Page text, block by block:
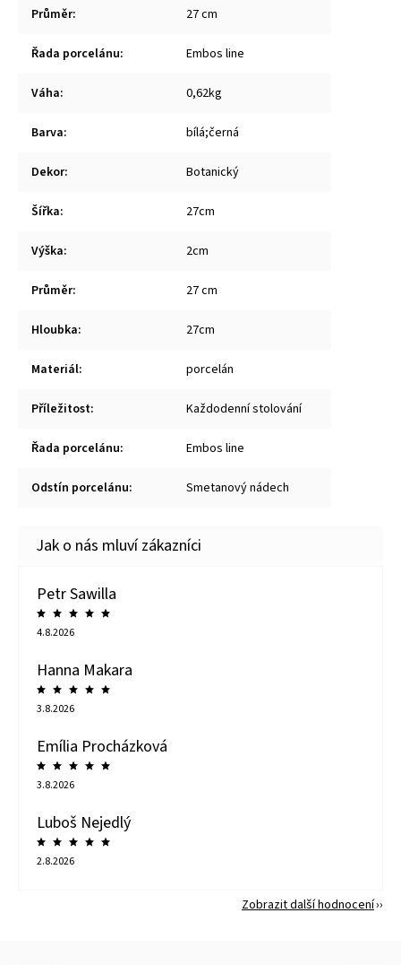
Průměr: 27 cm
Řada porcelánu: Embos line
Váha: 0,62kg
Barva: bílá;černá
Dekor: Botanický
Šířka: 27cm
Výška: 2cm
Průměr: 27 cm
Hloubka: 27cm
Materiál: porcelán
Příležitost: Každodenní stolování
Řada porcelánu: Embos line
Odstín porcelánu: Smetanový nádech
Petr Sawilla
4.8.2026
Hanna Makara
3.8.2026
Emília Procházková
3.8.2026
Luboš Nejedlý
2.8.2026
Zobrazit další hodnocení